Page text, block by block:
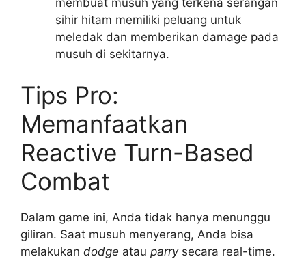
membuat musuh yang terkena serangan
sihir hitam memiliki peluang untuk
meledak dan memberikan damage pada
musuh di sekitarnya.
Tips Pro:
Memanfaatkan
Reactive Turn-Based
Combat
Dalam game ini, Anda tidak hanya menunggu
giliran. Saat musuh menyerang, Anda bisa
melakukan dodge atau parrysecara real-time.